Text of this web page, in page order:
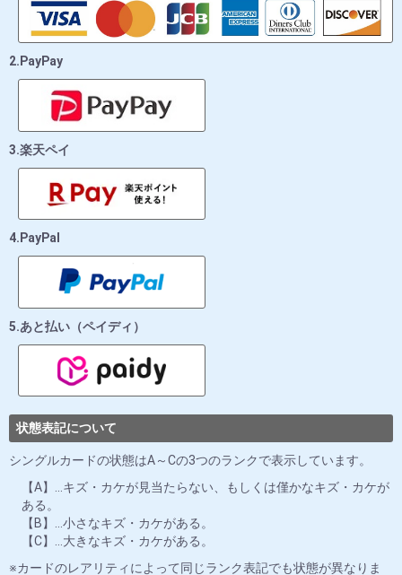
2.PayPay
3.楽天ペイ
4.PayPal
5.あと払い（ペイディ）
状態表記について
シングルカードの状態はA～Cの3つのランクで表示しています。
【A】…キズ・カケが見当たらない、もしくは僅かなキズ・カケが
ある。
【B】…小さなキズ・カケがある。
【C】…大きなキズ・カケがある。
カードのレアリティによって同じランク表記でも状態が異なりま